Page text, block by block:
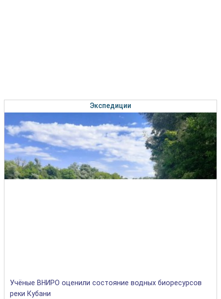
Экспедиции
Учёные ВНИРО оценили состояние водных биоресурсов
реки Кубани